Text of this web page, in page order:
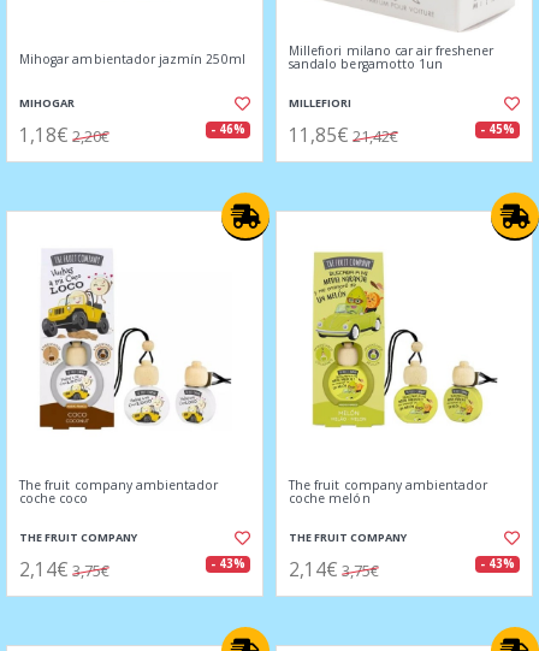
Mihogar ambientador jazmín 250ml
MIHOGAR
1,18€ 2,20€ - 46%
Millefiori milano car air freshener
sandalo bergamotto 1un
MILLEFIORI
11,85€ 21,42€ - 45%
The fruit company ambientador
coche coco
THE FRUIT COMPANY
2,14€ 3,75€ - 43%
The fruit company ambientador
coche melón
THE FRUIT COMPANY
2,14€ 3,75€ - 43%